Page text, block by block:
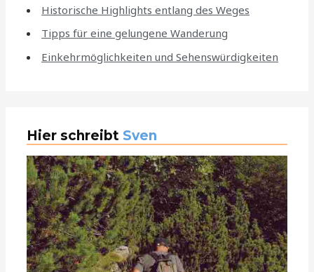
Historische Highlights entlang des Weges
Tipps für eine gelungene Wanderung
Einkehrmöglichkeiten und Sehenswürdigkeiten
Hier schreibt Sven